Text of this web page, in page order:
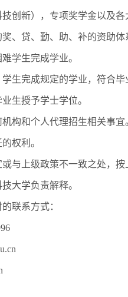
创新），专项奖学金以及
、贷、勤、助、补的资助
学生完成学业。
生完成规定的学业，符合
生授予学士学位。
构和个人代理招生相关事
权利。
与上级政策不一致之处，
大学负责解释。
联系方式：